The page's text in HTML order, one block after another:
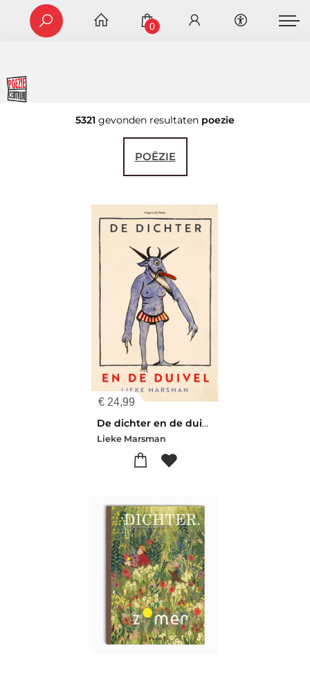
0
5321 gevonden resultaten poezie
POËZIE
€ 24,99
De dichter en de duivel
Lieke Marsman